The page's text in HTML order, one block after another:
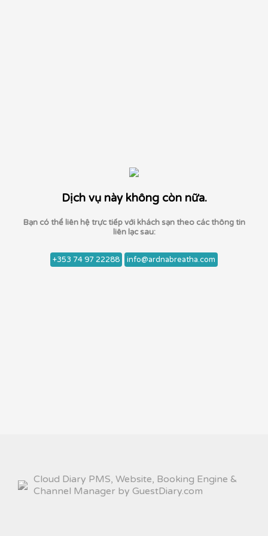
Dịch vụ này không còn nữa.
Bạn có thể liên hệ trực tiếp với khách sạn theo các thông tin
liên lạc sau:
+353 74 97 22288 info@ardnabreatha.com
Cloud Diary PMS, Website, Booking Engine &
Channel Manager by GuestDiary.com